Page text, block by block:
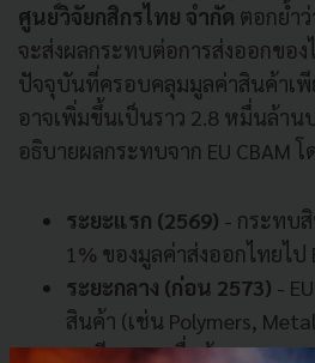
ศูนย์วิจัยกสิกรไทย จำกัด ตอกย้ำ
จะส่งผลกระทบต่อการส่งออกของ
ปัจจุบันที่ครอบคลุมมูลค่าสินค้าเ
อาจเพิ่มขึ้นเป็นราว 2.8 หมื่นล้า
อธิบายผลกระทบจาก EU CBAM
ระยะแรก (2569) - กระทบ
1% ของมูลค่าส่งออกไทยไ
ระยะกลาง (ก่อน 2573) -
สินค้า (เช่น Polymers,
ทบอีก 1.7 หมื่นล้านบาท